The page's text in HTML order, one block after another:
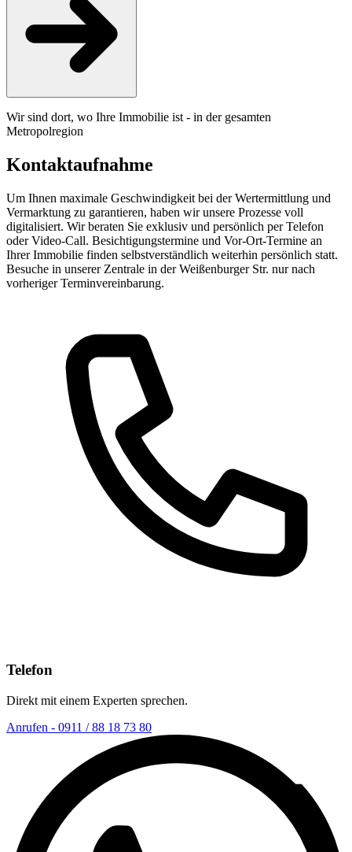
Wir sind dort, wo Ihre Immobilie ist - in der gesamten
Metropolregion
Kontaktaufnahme
Um Ihnen maximale Geschwindigkeit bei der Wertermittlung und
Vermarktung zu garantieren, haben wir unsere Prozesse voll
digitalisiert. Wir beraten Sie exklusiv und persönlich per Telefon
oder Video-Call. Besichtigungstermine und Vor-Ort-Termine an
Ihrer Immobilie finden selbstverständlich weiterhin persönlich statt.
Besuche in unserer Zentrale in der Weißenburger Str. nur nach
vorheriger Terminvereinbarung.
Telefon
Direkt mit einem Experten sprechen.
Anrufen - 0911 / 88 18 73 80